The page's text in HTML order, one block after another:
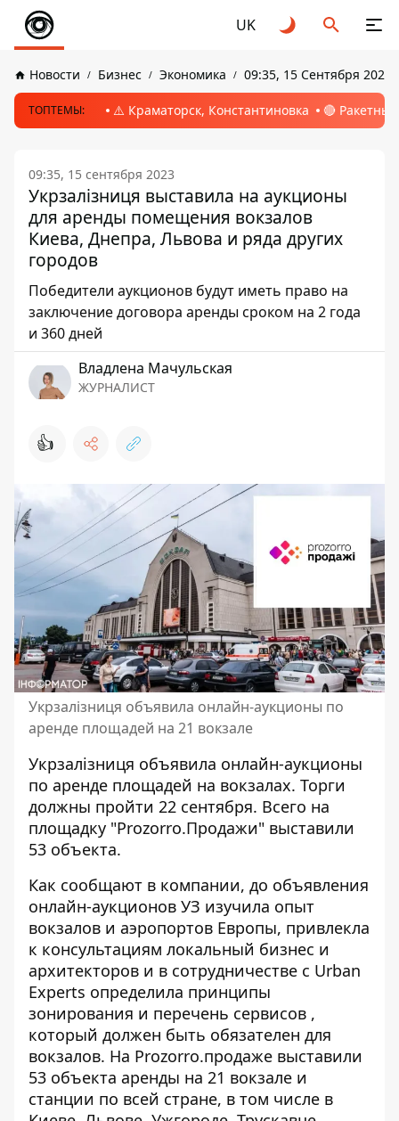
UK
Новости Бизнес Экономика 09:35, 15 Сентября 2023
ТОПТЕМЫ: ⚠️ Краматорск, Константиновка 🔴
09:35, 15 сентября 2023
Укрзалізниця выставила на аукционы
для аренды помещения вокзалов
Киева, Днепра, Львова и ряда других
городов
Победители аукционов будут иметь право на
заключение договора аренды сроком на 2 года
и 360 дней
Владлена Мачульская
ЖУРНАЛИСТ
👍
Укрзалізниця объявила онлайн-аукционы по
аренде площадей на 21 вокзале
Укрзалізниця объявила онлайн-аукционы
по аренде площадей на вокзалах. Торги
должны пройти 22 сентября. Всего на
площадку "Prozorro.Продажи" выставили
53 объекта.
Как сообщают в компании, до объявления
онлайн-аукционов УЗ изучила опыт
вокзалов и аэропортов Европы, привлекла
к консультациям локальный бизнес и
архитекторов и в сотрудничестве с Urban
Experts определила принципы
зонирования и перечень сервисов ,
который должен быть обязателен для
вокзалов. На Prozorro.продаже выставили
53 объекта аренды на 21 вокзале и
станции по всей стране, в том числе в